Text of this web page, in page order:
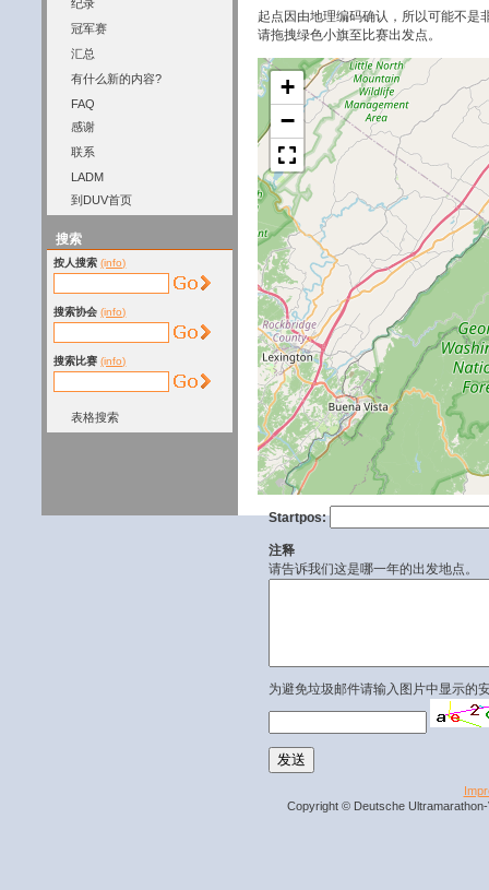
纪录
冠军赛
汇总
有什么新的内容?
FAQ
感谢
联系
LADM
到DUV首页
搜索
按人搜索 (info)
搜索协会 (info)
搜索比赛 (info)
表格搜索
起点因由地理编码确认，所以可能不是
请拖拽绿色小旗至比赛出发点。
+
−
Startpos:
注释
请告诉我们这是哪一年的出发地点。
为避免垃圾邮件请输入图片中显示的
Copyright © Deutsche